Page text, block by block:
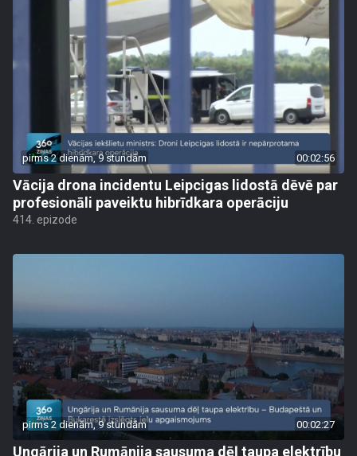
pirms 2 dienām, 9 stundām 00:02:56
Vācija drona incidentu Leipcigas lidostā dēvē par
profesionāli paveiktu hibrīdkara operāciju
414. epizode
pirms 2 dienām, 9 stundām 00:02:27
Ungārija un Rumānija sausuma dēļ taupa elektrību